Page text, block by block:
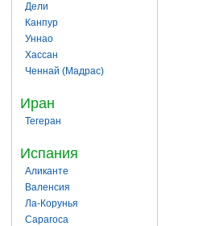
Дели
Канпур
Уннао
Хассан
Ченнай (Мадрас)
Иран
Тегеран
Испания
Аликанте
Валенсия
Ла-Корунья
Сарагоса